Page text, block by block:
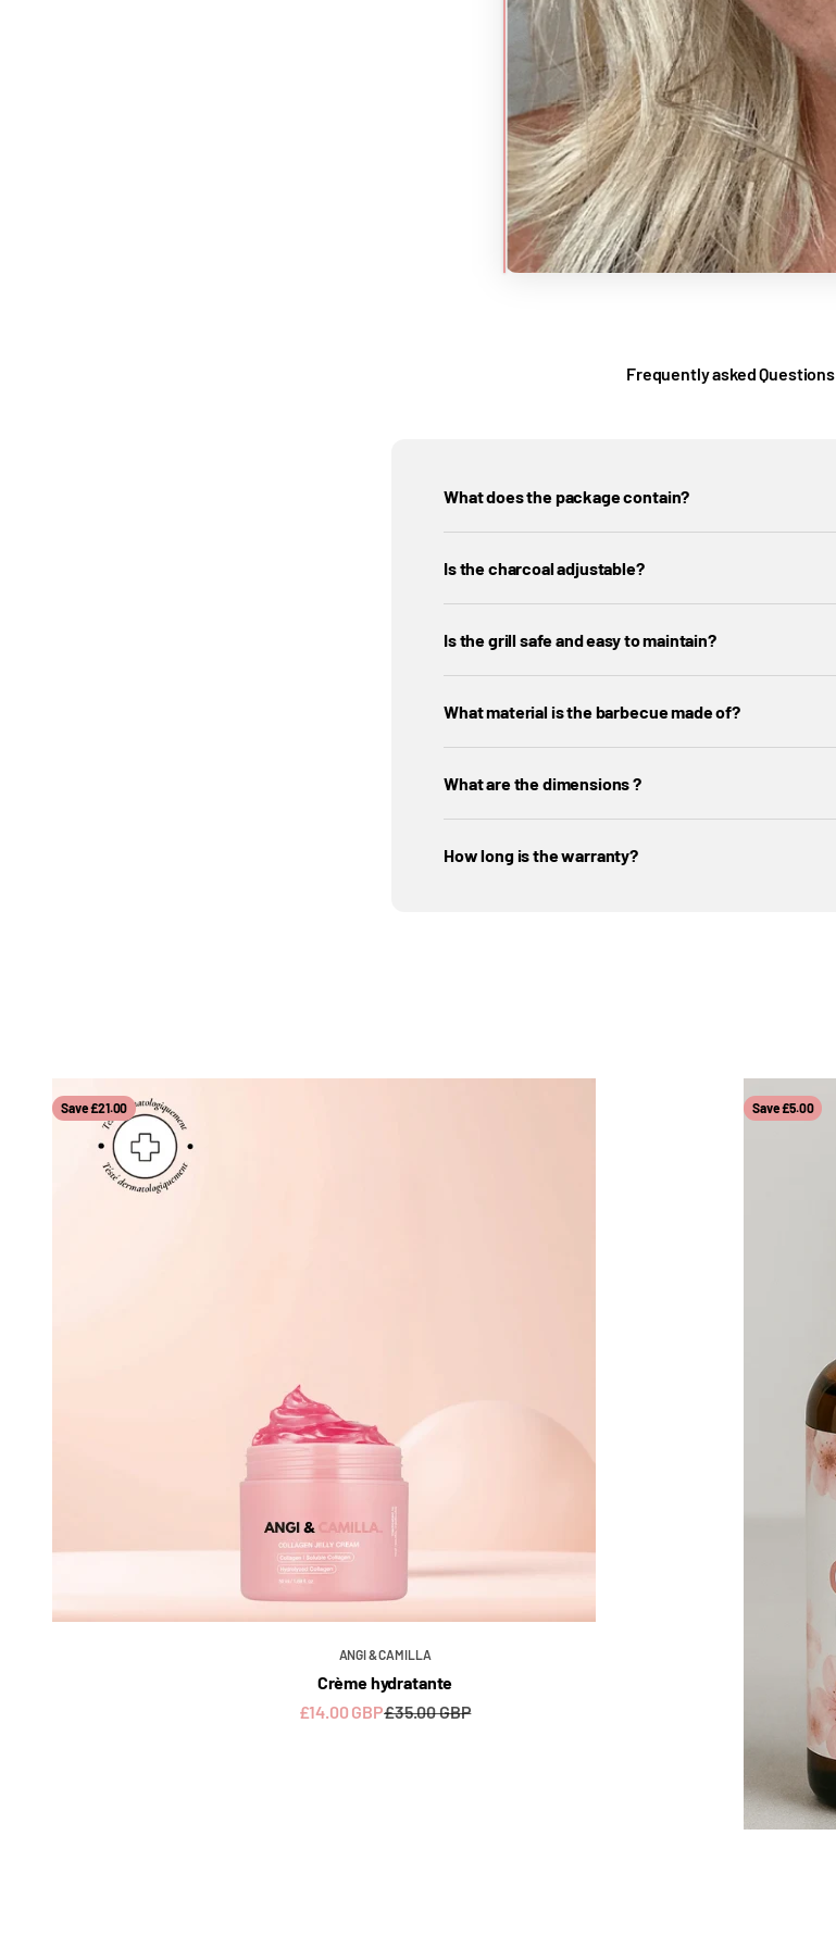
Frequently asked Questions
What does the package contain?
Is the charcoal adjustable?
Is the grill safe and easy to maintain?
What material is the barbecue made of?
What are the dimensions ?
How long is the warranty?
Save £21.00
ANGI & CAMILLA
Crème hydratante
Sale price
£14.00 GBPRegular price
£35.00 GBP
Save £5.00